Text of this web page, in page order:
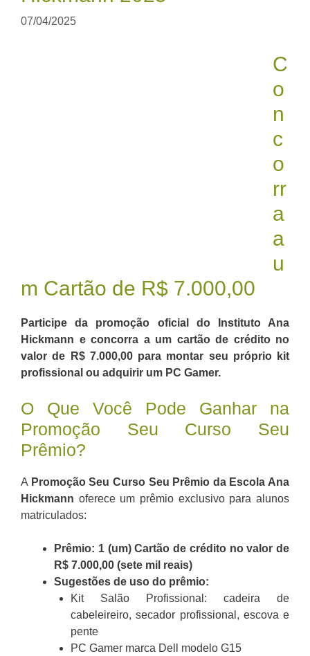
07/04/2025
C
o
n
c
o
rr
a
a
u
m Cartão de R$ 7.000,00
Participe da promoção oficial do Instituto Ana
Hickmann e concorra a um cartão de crédito no
valor de R$ 7.000,00 para montar seu próprio kit
profissional ou adquirir um PC Gamer.
O Que Você Pode Ganhar na
Promoção Seu Curso Seu
Prêmio?
A Promoção Seu Curso Seu Prêmio da Escola Ana
Hickmann oferece um prêmio exclusivo para alunos
matriculados:
Prêmio: 1 (um) Cartão de crédito no valor de
R$ 7.000,00 (sete mil reais)
Sugestões de uso do prêmio:
Kit Salão Profissional: cadeira de
cabeleireiro, secador profissional, escova e
pente
PC Gamer marca Dell modelo G15